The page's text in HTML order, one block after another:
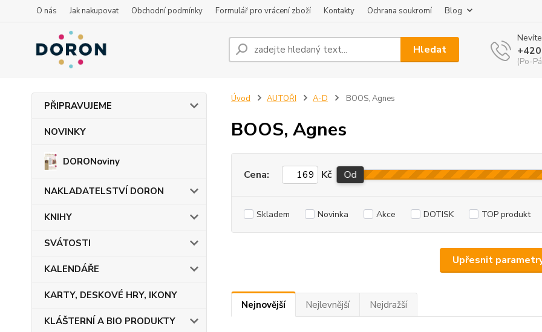
O nás Jak nakupovat Obchodní podmínky Formulář pro vrácení zboží Kontakty Ochrana soukromí Blog
Hledat
(Po-
PŘIPRAVUJEME
NOVINKY
DORONoviny
NAKLADATELSTVÍ DORON
KNIHY
SVÁTOSTI
KALENDÁŘE
KARTY, DESKOVÉ HRY, IKONY
KLÁŠTERNÍ A BIO PRODUKTY
Úvod AUTOŘI A-D BOOS, Agnes
BOOS, Agnes
Upřesnit
Cena: Kč Od
Skladem Novinka Akce DOTISK TOP produkt
Nejnovější Nejlevnější Nejdražší